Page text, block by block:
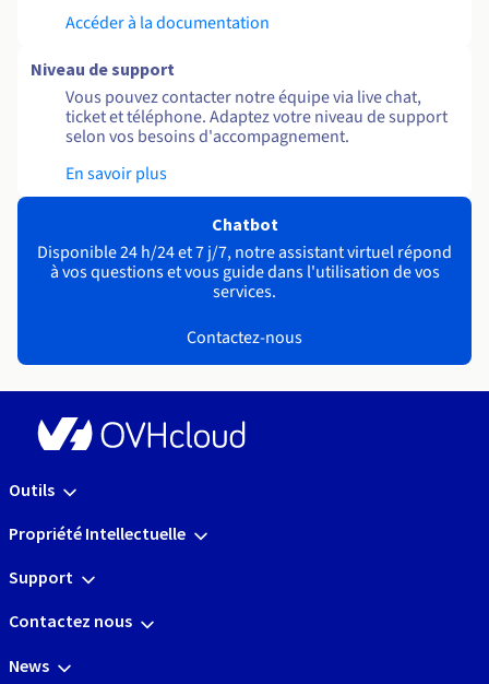
Accéder à la documentation
Niveau de support
Vous pouvez contacter notre équipe via live chat,
ticket et téléphone. Adaptez votre niveau de support
selon vos besoins d'accompagnement.
En savoir plus
Chatbot
Disponible 24 h/24 et 7 j/7, notre assistant virtuel répond
à vos questions et vous guide dans l'utilisation de vos
services.
Contactez-nous
Outils
Propriété Intellectuelle
Support
Contactez nous
News